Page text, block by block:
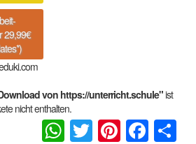
29,99€
von https://unterricht.schule"ist
nicht enthalten.
WhatsApp
Twitter